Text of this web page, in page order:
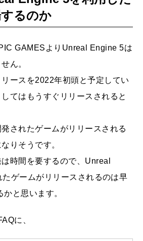
るのか
GAMESよりUnreal Engine 5は
ん。
ースを2022年初頭と予定してい
てはもうすぐリリースされると
されたゲームがリリースされる
りそうです。
時間を要するので、Unreal
ゲームがリリースされるのは早
と思います。
に、